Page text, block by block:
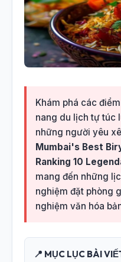
Khám phá các
nang du lịch tự túc
những người yêu
Mumbai's Best
Ranking 10
mang đến những
nghiệm đặt phòng
nghiệm văn hóa
📍 MỤC LỤC BÀI